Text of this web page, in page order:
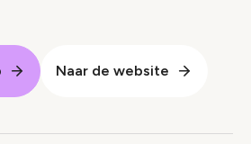
Naar de website